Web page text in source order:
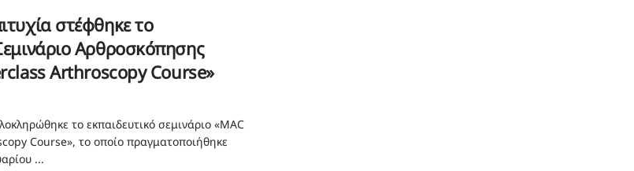
στέφθηκε το
Αρθροσκόπησης
Arthroscopy Course»
το εκπαιδευτικό σεμινάριο «MAC
Course», το οποίο πραγματοποιήθηκε
...